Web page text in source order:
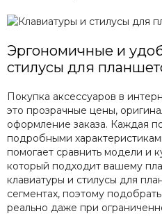
Эргономичные и
стилусы для
Покупка аксессуаров в
это прозрачные цены,
оформление заказа. Каждая
подробными
помогает сравнить модели и
который подходит вашему
клавиатуры и стилусы для
сегментах, поэтому
реально даже при